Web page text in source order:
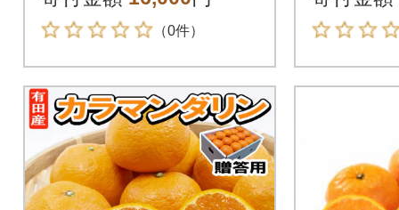
手選別】
（0件）